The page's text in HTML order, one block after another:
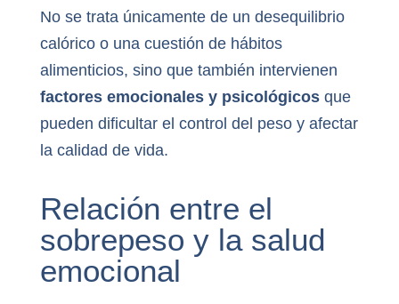
No se trata únicamente de un desequilibrio
calórico o una cuestión de hábitos
alimenticios, sino que también intervienen
factores emocionales y psicológicosque
pueden dificultar el control del peso y afectar
la calidad de vida.
Relación entre el
sobrepeso y la salud
emocional